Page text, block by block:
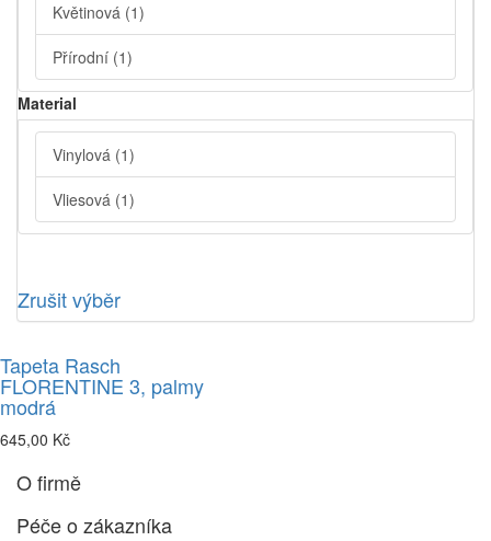
Květinová (1)
Přírodní (1)
Material
Vinylová (1)
Vliesová (1)
Zrušit výběr
Tapeta Rasch
FLORENTINE 3, palmy
modrá
645,00 Kč
O firmě
Péče o zákazníka